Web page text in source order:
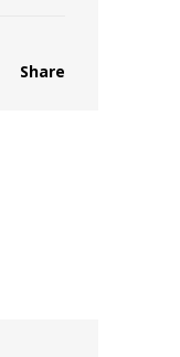
Share